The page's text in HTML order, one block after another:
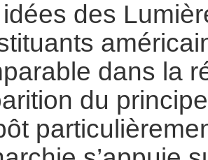
des
dans la
du